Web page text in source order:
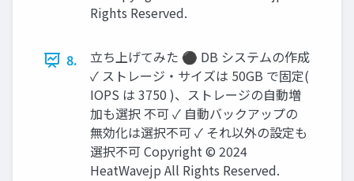
Rights Reserved.
8.
立ち上げてみた ⚫ DB システムの作成
✓ ストレージ・サイズは 50GB で固定(
IOPS は 3750 )、ストレージの自動増
加も選択 不可 ✓ 自動バックアップの
無効化は選択不可 ✓ それ以外の設定も
選択不可 Copyright © 2024
HeatWavejp All Rights Reserved.